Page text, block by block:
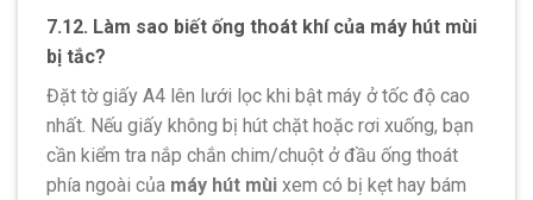
7.12. Làm sao biết ống thoát khí của máy hút mùi
bị tắc?
Đặt tờ giấy A4 lên lưới lọc khi bật máy ở tốc độ cao
nhất. Nếu giấy không bị hút chặt hoặc rơi xuống, bạn
cần kiểm tra nắp chắn chim/chuột ở đầu ống thoát
phía ngoài của máy hút mùi xem có bị kẹt hay bám